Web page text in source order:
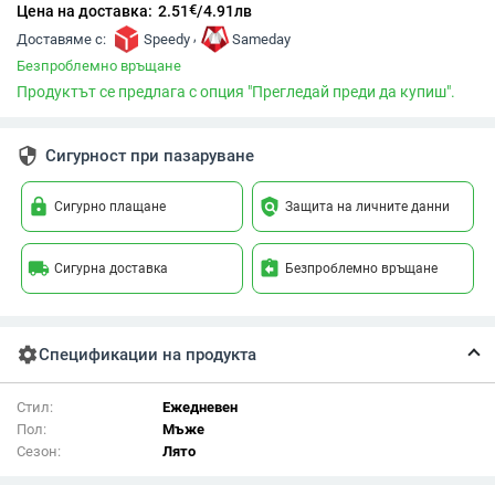
Цена на доставка: 2.51€/4.91лв
Доставяме с: Speedy ,
Sameday
Безпроблемно връщане
Продуктът се предлага с опция "Прегледай преди да купиш".
security Сигурност при пазаруване
lock Сигурно плащане policy Защита на личните данни
local_shipping Сигурна доставка assignment_return Безпроблемно връщане
settingsСпецификации на продукта
Стил:
Ежедневен
Пол:
Мъже
Сезон:
Лято